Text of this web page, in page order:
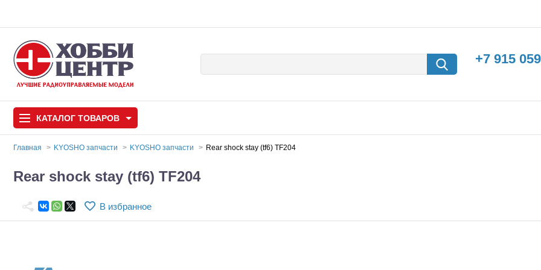
+7 915
КАТАЛОГ ТОВАРОВ
Автомодели
Игрушки Автомодели для сборки
Машины с
Главная KYOSHO запчасти KYOSHO запчасти Rear shock stay (tf6) TF204
Rear shock stay (tf6) TF204
В избранное